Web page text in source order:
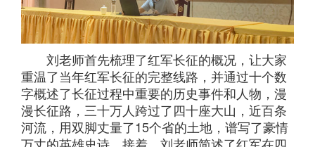
刘老师首先梳理了红军长征的概况，让大家
重温了当年红军长征的完整线路，并通过十个数
字概述了长征过程中重要的历史事件和人物，漫
漫长征路，三十万人跨过了四十座大山，近百条
河流，用双脚丈量了15个省的土地，谱写了豪情